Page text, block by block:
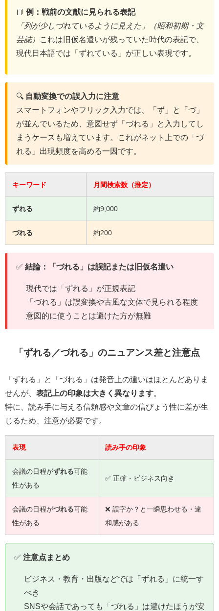
📘 例：戦前の文献に見られる表記
「列が少しづれているように見えた」（昭和初期・文
芸誌）
これは旧仮名遣いが残っていた時代の表記で、
現代日本語では「ずれている」が正しい表現です。
🔍 自動変換での誤入力に注意
スマートフォンやフリック入力では、「ず」と「づ」
が並んでいるため、意図せず「づれる」と入力してし
まうケースも増えています。これがネット上での「づ
れる」出現頻度を高める一因です。
キーワード 月間検索数（推定）
ずれる 約9,000
づれる 約200
✅ 結論：「づれる」は誤記または旧仮名遣い
現代では「ずれる」が正規表記
「づれる」は誤変換や古風な文体で見られる程度
意図的に使うことは避けた方が無難
「ずれる／づれる」のニュアンス差と注意点
「ずれる」と「づれる」は発音上の違いはほとんどありま
せんが、 表記上の印象は大きく異なります
特に、読み手に与える信頼感や文章の信ぴょう性に差が生
じるため、注意が必要です。
表現 読み手の印象
会議の日程がずれる可能
性がある
✅ 正確・ビジネス向き
会議の日程がづれる可能
性がある
❌ 誤字か？と一瞬思わせる・違
和感がある
✅ 注意点まとめ
ビジネス・教育・出版などでは「ずれる」に統一す
べき
SNSや会話であっても「づれる」は避けたほうが安